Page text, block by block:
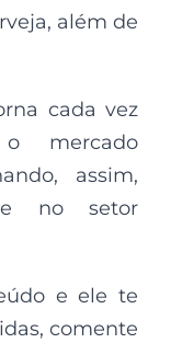
além de
cada vez
mercado
assim,
no setor
e ele te
comente